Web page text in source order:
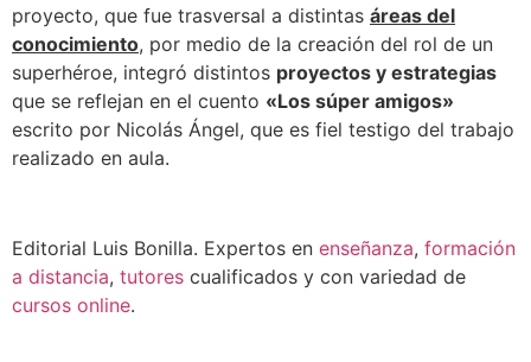
proyecto, que fue trasversal a distintas áreas del
conocimiento, por medio de la creación del rol de un
superhéroe, integró distintos proyectos y estrategias
que se reflejan en el cuento «Los súper amigos»
escrito por Nicolás Ángel, que es fiel testigo del trabajo
realizado en aula.
Editorial Luis Bonilla. Expertos en enseñanza, formación
a distancia, tutores cualificados y con variedad de
cursos online.